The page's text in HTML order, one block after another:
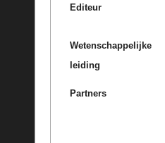
Editeur
Wetenschappelijke
leiding
Partners